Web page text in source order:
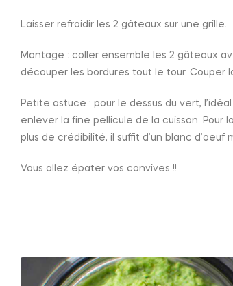
Laisser refroidir les 2 gâteaux sur une grille.
Montage : coller ensemble les 2 gâteaux
découper les bordures tout le tour. Couper
Petite astuce : pour le dessus du vert,
enlever la fine pellicule de la cuisson. Pour
plus de crédibilité, il suffit d’un blanc
Vous allez épater vos convives !!